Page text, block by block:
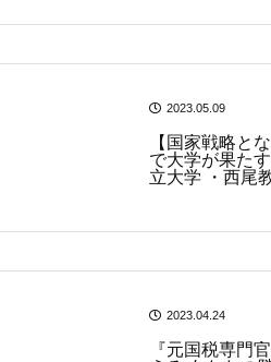
2023.05.09
【国家戦略と
で大学が果た
立大学 ・西尾
2023.04.24
『元国税専門